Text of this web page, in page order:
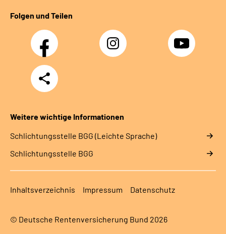
Folgen und Teilen
Facebook Instagram YouTube
Teilen
Weitere wichtige Informationen
Schlich­tungs­stel­le BGG (Leichte Sprache)
Schlich­tungs­stel­le BGG
Inhaltsverzeichnis Impressum Datenschutz
© Deutsche Rentenversicherung Bund 2026